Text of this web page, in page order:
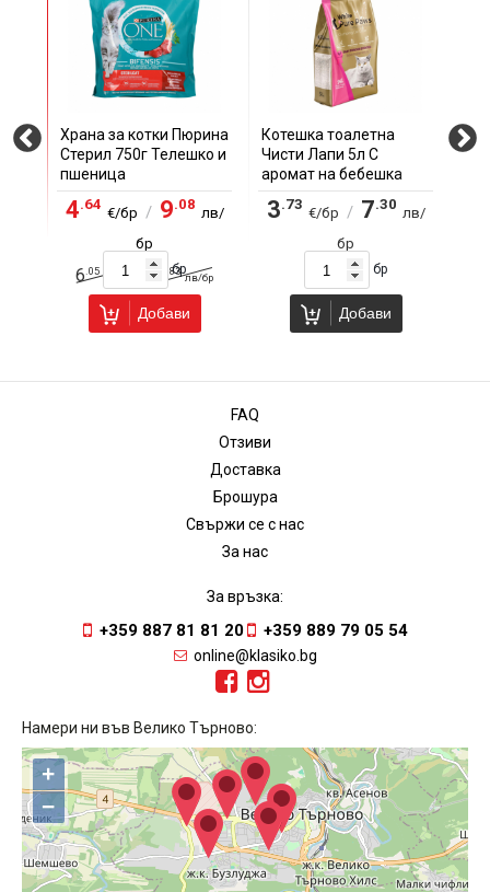
Храна за котки Пюрина
Стерил 750г Телешко и
пшеница
4.64
€/бр / 9.08
лв/
бр
6 .05
€/бр 11 .83
лв/бр
бр
Добави
Котешка тоалетна
Чисти Лапи 5л С
аромат на бебешка
пудра
3.73
€/бр / 7.30
лв/
бр
бр
Добави
FAQ
Отзиви
Доставка
Брошура
Свържи се с нас
За нас
За връзка:
+359 887 81 81 20 +359 889 79 05 54
online@klasiko.bg
Намери ни във Велико Търново:
+
−